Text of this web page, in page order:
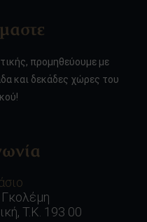
προμηθεύουμε με
και δεκάδες χώρες του
Τ.Κ. 193 00